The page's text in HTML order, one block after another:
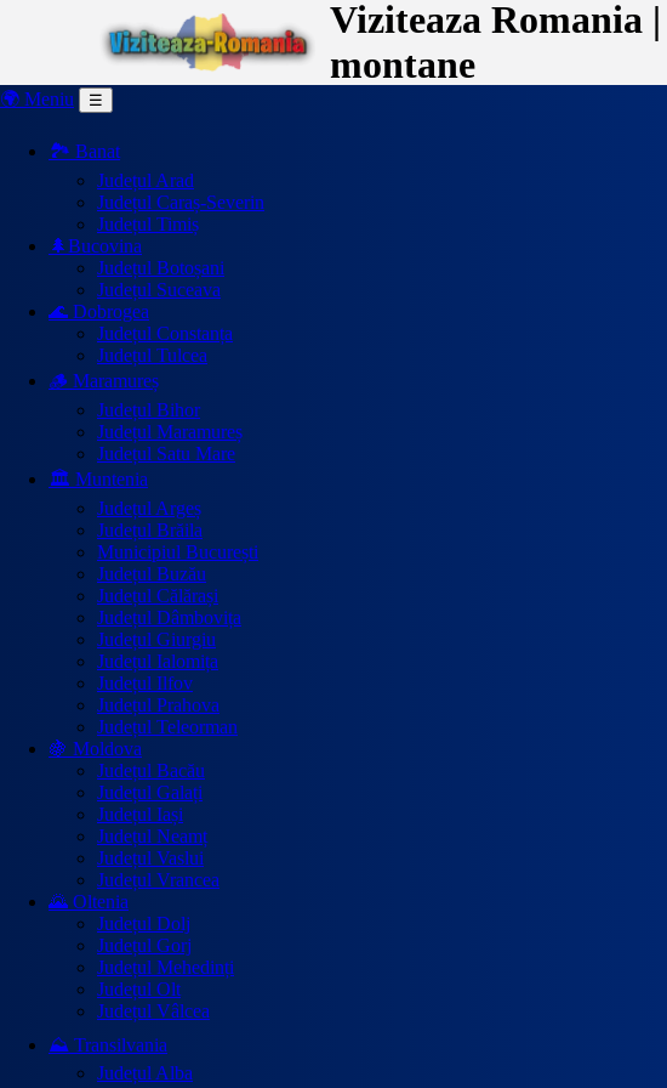
Viziteaza Romania
montane
🌍 Meniu ☰
🏞️ Banat
Județul Arad
Județul Caraș-Severin
Județul Timiș
🌲Bucovina
Județul Botoșani
Județul Suceava
🌊 Dobrogea
Județul Constanța
Județul Tulcea
🪵 Maramureș
Județul Bihor
Județul Maramureș
Județul Satu Mare
🏛️ Muntenia
Județul Argeș
Județul Brăila
Municipiul București
Județul Buzău
Județul Călărași
Județul Dâmbovița
Județul Giurgiu
Județul Ialomița
Județul Ilfov
Județul Prahova
Județul Teleorman
🍇 Moldova
Județul Bacău
Județul Galați
Județul Iași
Județul Neamț
Județul Vaslui
Județul Vrancea
🌄 Oltenia
Județul Dolj
Județul Gorj
Județul Mehedinți
Județul Olt
Județul Vâlcea
⛰️ Transilvania
Județul Alba